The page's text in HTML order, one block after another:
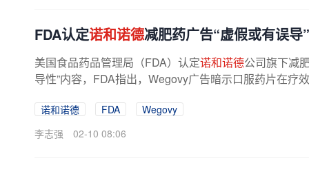
FDA认定诺和诺德减肥药广告“虚假或有误导”
美国食品药品管理局（FDA）认定诺和诺德公司旗下减
导性”内容，FDA指出，Wegovy广告暗示口服药片在疗效
诺和诺德 FDA
Wegovy
李志强
02-10 08:06